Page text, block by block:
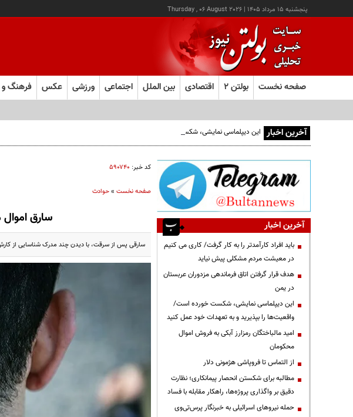
پنجشنبه ۱۵ مرداد ۱۴۰۵ |
Thursday , 06 August 2026
صفحه نخست بولتن ۲ اقتصادی بین الملل اجتماعی ورزشی عکس فرهنگ و
آخرین اخبار این دیپلماسی نمایشی، شکست خورده است/واقعیت‌ها را بپذیرید و به تعهدات خود عمل کنید
کد خبر: ۵۹۰۷۴۰
صفحه نخست»حوادث
سارق
سارقی پس از سرقت، با دیدن چند مدرک شناسایی از
آخرین اخبار
باید افراد کارآمدتر را به کار گرفت/ کاری می کنیم
در معیشت مردم مشکلی پیش نیاید
هدف قرار گرفتن اتاق‌ فرماندهی مزدوران عربستان
در یمن
این دیپلماسی نمایشی، شکست خورده است/
واقعیت‌ها را بپذیرید و به تعهدات خود عمل کنید
امید مالباختگان رمزارز آبکی به فروش اموال
محکومان
از التماس تا فروپاشی هژمونی دلار
مطالبه برای شکستن انحصار پیمانکاری؛ نظارت
دقیق بر واگذاری پروژه‌ها، راهکار مقابله با فساد
حمله نیروهای اسرائیلی به خبرنگار پرس‌تی‌وی